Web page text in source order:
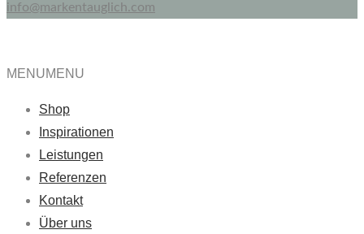
info@markentauglich.com
MENUMENU
Shop
Inspirationen
Leistungen
Referenzen
Kontakt
Über uns